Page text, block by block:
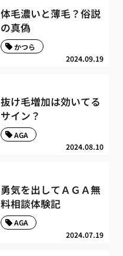
体毛濃いと薄毛？俗説
の真偽
2024.09.19
かつら
抜け毛増加は効いてる
サイン？
2024.08.10
AGA
勇気を出してＡＧＡ無
料相談体験記
2024.07.19
AGA